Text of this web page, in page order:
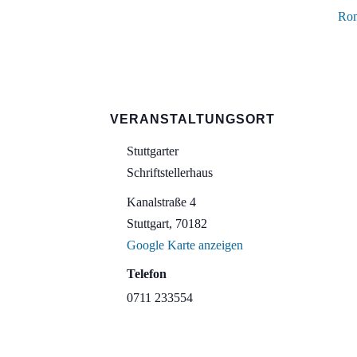
VERANSTALTUNGSORT
Stuttgarter
Schriftstellerhaus
Kanalstraße 4
Stuttgart, 70182
Google Karte anzeigen
Telefon
0711 233554